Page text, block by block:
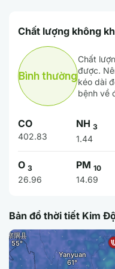
Chất lượng không
Bình thường
Chất
được.
kéo dài
bệnh về
CO
402.83
NH 3
1.44
O 3
26.96
PM 10
14.69
Bản đồ thời tiết Kim